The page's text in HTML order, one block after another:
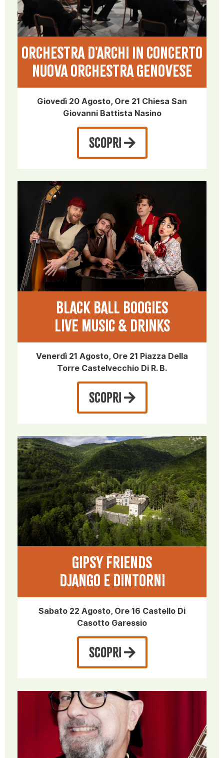
ORCHESTRA D'ARCHI in CONCERTO
NUOVA ORCHESTRA GENOVESE
Giovedì 20 Agosto, Ore 21 Chiesa San
Giovanni Battista Nasino
SCOPRI
BLACK BALL BOOGIES
Live music & drinks
Venerdì 21 Agosto, Ore 21 Piazza Della
Torre Castelvecchio Di R. B.
SCOPRI
GIPSY FRIENDS
DJANGO E DINTORNI
Sabato 22 Agosto, Ore 16 Castello Di
Casotto Garessio
SCOPRI